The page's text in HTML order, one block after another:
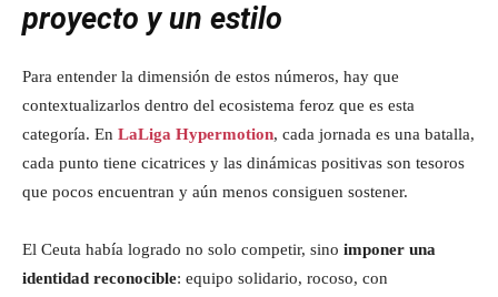
proyecto y un estilo
Para entender la dimensión de estos números, hay que
contextualizarlos dentro del ecosistema feroz que es esta
categoría. En LaLiga Hypermotion, cada jornada es una batalla,
cada punto tiene cicatrices y las dinámicas positivas son tesoros
que pocos encuentran y aún menos consiguen sostener.
El Ceuta había logrado no solo competir, sino imponer una
identidad reconocible: equipo solidario, rocoso, con